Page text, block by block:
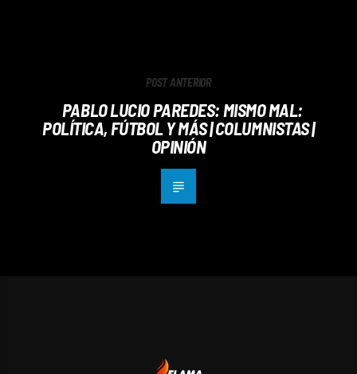
POST ANTERIOR
PABLO LUCIO PAREDES: MISMO MAL:
POLÍTICA, FÚTBOL Y MÁS | COLUMNISTAS |
OPINIÓN